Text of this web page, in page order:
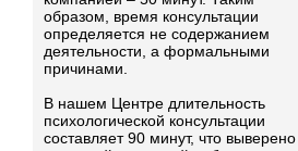
образом, время консультации
определяется не содержанием
деятельности, а формальными
причинами.
В нашем Центре длительность
психологической консультации
составляет 90 минут, что выверено